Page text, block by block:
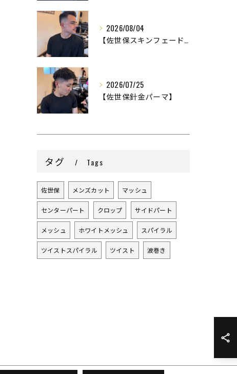
2026/08/04
【佐世保スキンフェード】
2026/07/25
【佐世保針金パーマ】
タグ Tags
佐世保 メンズカット マッシュ
センターパート クロップ サイドパート
メッシュ ホワイトメッシュ スパイラル
ツイストスパイラル ツイスト 波巻き